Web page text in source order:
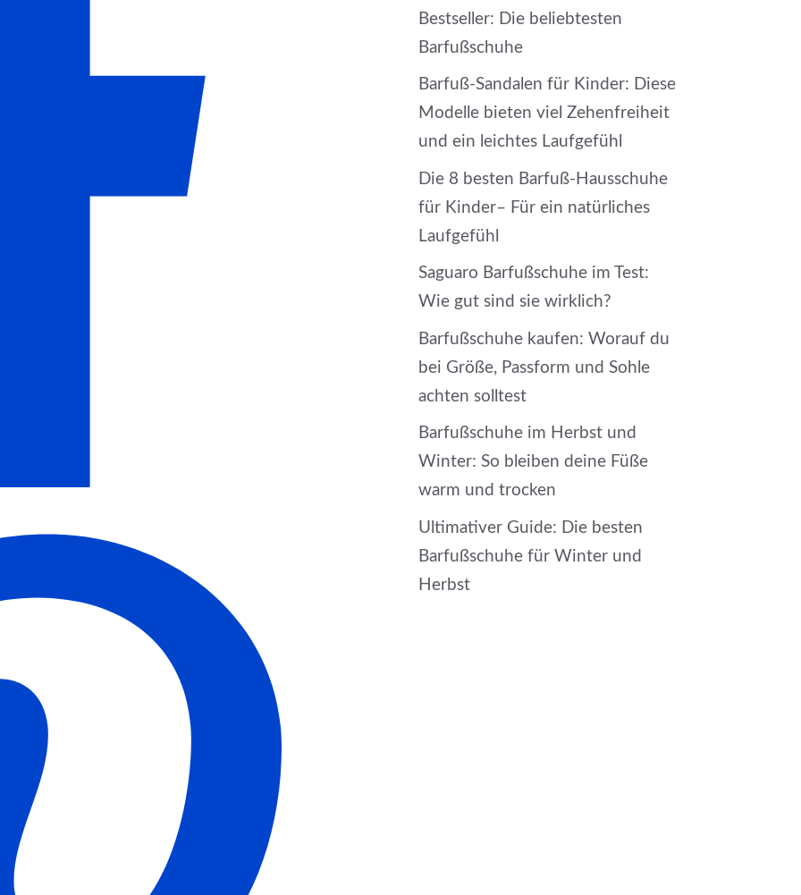
Bestseller: Die beliebtesten
Barfußschuhe
Barfuß-Sandalen für Kinder: Diese
Modelle bieten viel Zehenfreiheit
und ein leichtes Laufgefühl
Die 8 besten Barfuß-Hausschuhe
für Kinder– Für ein natürliches
Laufgefühl
Saguaro Barfußschuhe im Test:
Wie gut sind sie wirklich?
Barfußschuhe kaufen: Worauf du
bei Größe, Passform und Sohle
achten solltest
Barfußschuhe im Herbst und
Winter: So bleiben deine Füße
warm und trocken
Ultimativer Guide: Die besten
Barfußschuhe für Winter und
Herbst